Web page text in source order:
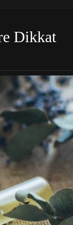
Dikkat